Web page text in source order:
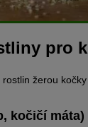
pro
žerou
kočičí máta)